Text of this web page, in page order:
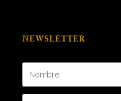
NEWSLETTER